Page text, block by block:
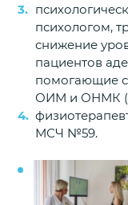
психологом,
снижение
пациентов
помогающие
ОИМ и ОНМК (
МСЧ №59.